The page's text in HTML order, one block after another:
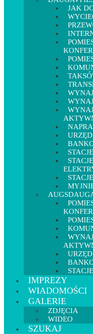
JAK
IMPREZY
WIADOMOŚCI
GALERIE
ZDJĘCIA
WIDEO
SZUKAJ